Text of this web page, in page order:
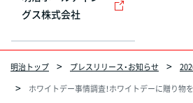
グス株式会社
明治トップ プレスリリース・お知らせ
ホワイトデー事情調査！ホワイトデーに贈り物